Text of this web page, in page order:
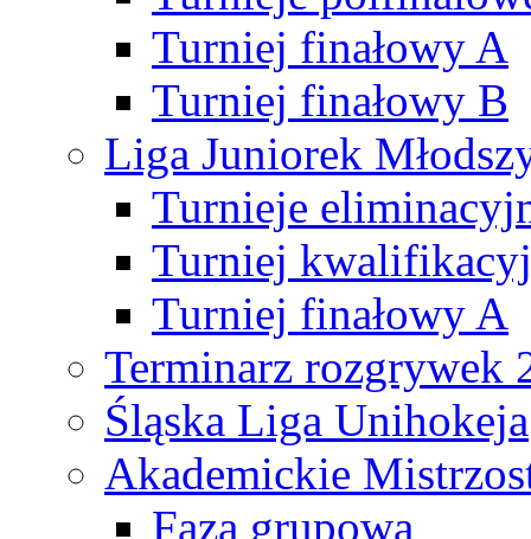
Turniej finałowy A
Turniej finałowy B
Liga Juniorek
Turnieje
Turniej
Turniej finałowy A
Terminarz rozgrywek
Śląska Liga Unihokeja
Akademickie
Faza grupowa